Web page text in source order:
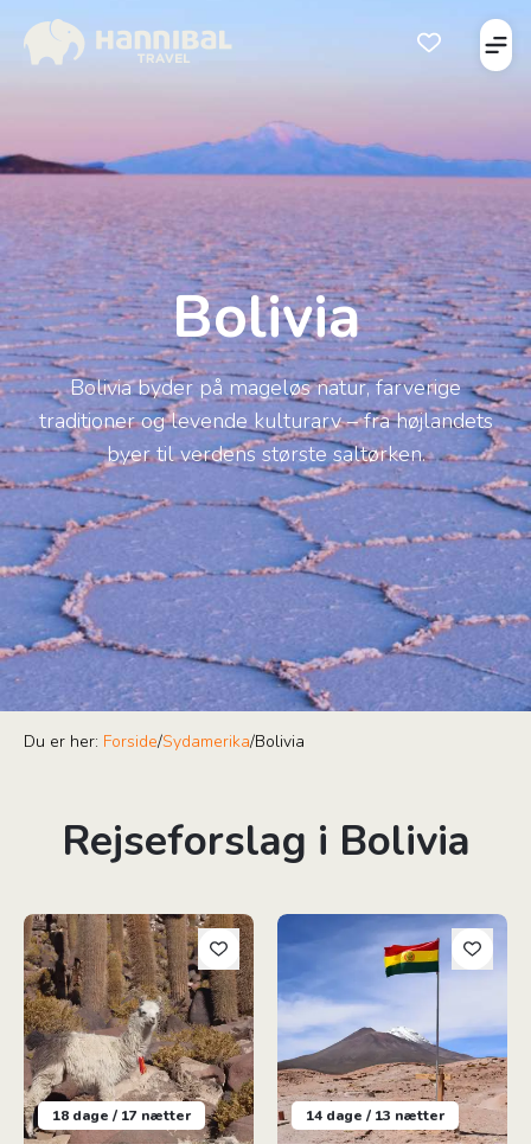
Åben
Bolivia
Bolivia byder på mageløs natur, farverige
traditioner og levende kulturarv – fra højlandets
byer til verdens største saltørken.
Du er her: Forside/Sydamerika/Bolivia
Rejseforslag i Bolivia
18 dage / 17 nætter
Den ultimative Bolivia rundrejse
14 dage / 13 nætter
Bolivias Højdepunkter